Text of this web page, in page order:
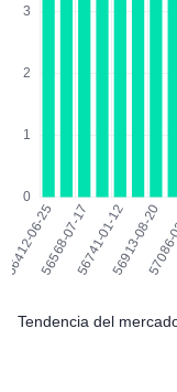
Tendencia del